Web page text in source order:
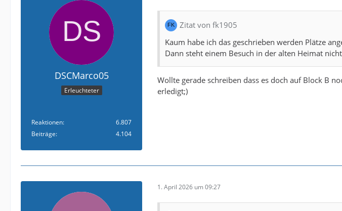
DSCMarco05
Erleuchteter
Reaktionen
6.807
Beiträge
4.104
Zitat von fk1905
Kaum habe ich das geschrieben werden Plätze
Dann steht einem Besuch in der alten Heimat
Wollte gerade schreiben dass es doch auf Block B
erledigt;)
1. April 2026 um 09:27